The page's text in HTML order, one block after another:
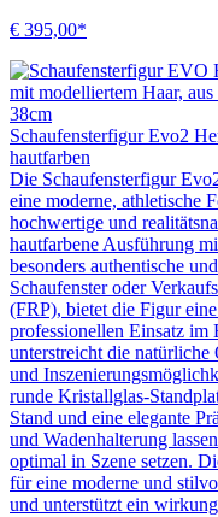
€ 395,00*
Schaufensterfigur Evo2
hautfarben
Die Schaufensterfigur
eine moderne, athletische
hochwertige und
hautfarbene Ausführung
besonders authentische
Schaufenster oder
(FRP), bietet die Figur
professionellen Einsatz im
unterstreicht die
und
runde Kristallglas-
Stand und eine elegante
und Wadenhalterung
optimal in Szene setzen.
für eine moderne und
und unterstützt ein